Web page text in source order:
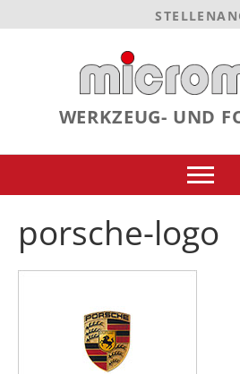
WERKZEUG- UND
porsche-logo